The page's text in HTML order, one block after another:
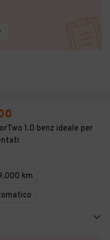
1.0 benz ideale per
km